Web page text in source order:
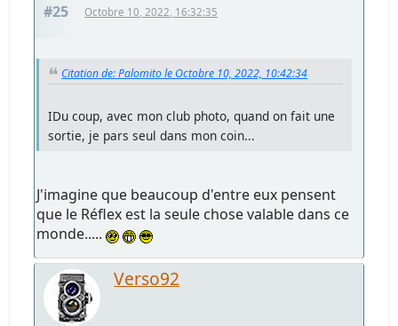
#25 Octobre 10, 2022, 16:32:35
Citation de: Palomito le Octobre 10, 2022, 10:42:34
IDu coup, avec mon club photo, quand on fait une
sortie, je pars seul dans mon coin...
J'imagine que beaucoup d'entre eux pensent
que le Réflex est la seule chose valable dans ce
monde.....
Verso92